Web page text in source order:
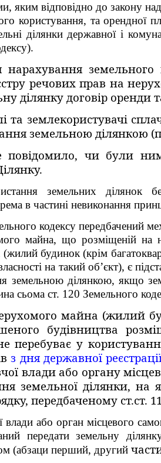
яким відповідно до закону
користування, та орендної
ділянки державної і
нарахування
речових прав на
ділянку договір оренди
та землекористувачі
земельною ділянкою
повідомило, чи були
земельних
в частині невиконання
кодексу передбачений
майна, що розміщеній на
будинок (крім
на такий об’єкт), є
земельною ділянкою, якщо
сьома ст. 120 Земельного
майна (жилий
будівництва
перебуває у
з дня державної
влади або органу
земельної ділянки,
передбаченому ст.ст.
влади або орган місцевого
передати земельну
(абзаци перший, другий